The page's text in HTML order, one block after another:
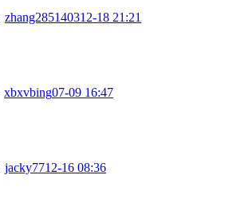
zhang285140312-18 21:21
xbxvbing07-09 16:47
jacky7712-16 08:36